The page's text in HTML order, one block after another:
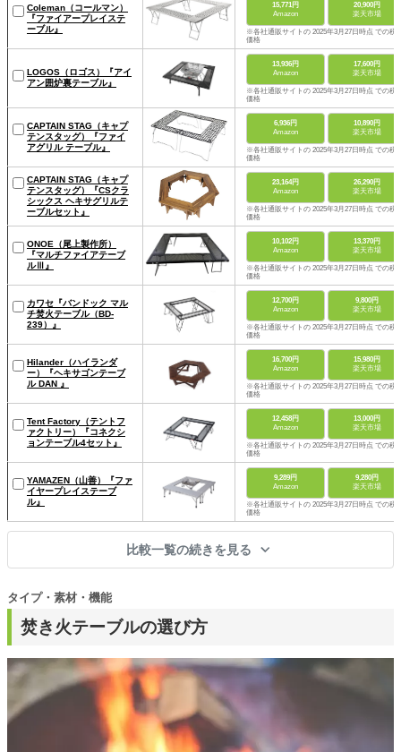
Coleman（コールマン）
『ファイアープレイステ
ーブル』
15,771円
Amazon
20,900円
楽天市場
※各社通販サイトの 2025年3月27日時点 での税
価格
LOGOS（ロゴス）『アイ
アン囲炉裏テーブル』
13,936円
Amazon
17,600円
楽天市場
※各社通販サイトの 2025年3月27日時点 での税
価格
CAPTAIN STAG（キャプ
テンスタッグ）『ファイ
アグリル テーブル』
6,936円
Amazon
10,890円
楽天市場
※各社通販サイトの 2025年3月27日時点 での税
価格
CAPTAIN STAG（キャプ
テンスタッグ）『CSクラ
シックス ヘキサグリルテ
ーブルセット』
23,164円
Amazon
26,290円
楽天市場
※各社通販サイトの 2025年3月27日時点 での税
価格
ONOE（尾上製作所）
『マルチファイアテーブ
ルⅢ』
10,102円
Amazon
13,370円
楽天市場
※各社通販サイトの 2025年3月27日時点 での税
価格
カワセ『バンドック マル
チ焚火テーブル（BD-
239）』
12,700円
Amazon
9,800円
楽天市場
※各社通販サイトの 2025年3月27日時点 での税
価格
Hilander（ハイランダ
ー）『ヘキサゴンテーブ
ル DAN 』
16,700円
Amazon
15,980円
楽天市場
※各社通販サイトの 2025年3月27日時点 での税
価格
Tent Factory（テントフ
ァクトリー）『コネクシ
ョンテーブル4セット』
12,458円
Amazon
13,000円
楽天市場
※各社通販サイトの 2025年3月27日時点 での税
価格
YAMAZEN（山善）『ファ
イヤープレイステーブ
ル』
9,289円
Amazon
9,280円
楽天市場
※各社通販サイトの 2025年3月27日時点 での税
価格
比較一覧の続きを見る
焚き火テーブルの選び方
タイプ・素材・機能